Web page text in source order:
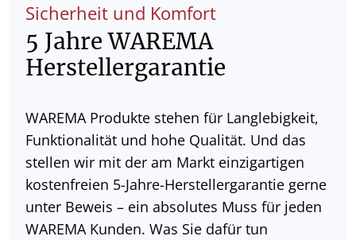
Sicherheit und Komfort
5 Jahre WAREMA
Herstellergarantie
WAREMA Produkte stehen für Langlebigkeit,
Funktionalität und hohe Qualität. Und das
stellen wir mit der am Markt einzigartigen
kostenfreien 5-Jahre-Herstellergarantie gerne
unter Beweis – ein absolutes Muss für jeden
WAREMA Kunden. Was Sie dafür tun